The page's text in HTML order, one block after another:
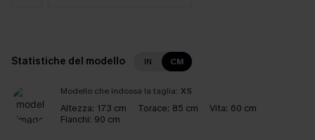
Statistiche del modello IN CM
Modello che indossa la taglia: XS
Altezza: 173 cm Torace: 85 cm Vita: 60 cm
Fianchi: 90 cm